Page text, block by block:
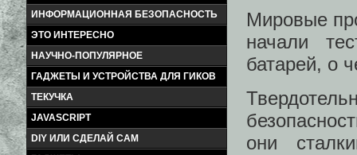
ИНФОРМАЦИОННАЯ БЕЗОПАСНОСТЬ
ЭТО ИНТЕРЕСНО
НАУЧНО-ПОПУЛЯРНОЕ
ГАДЖЕТЫ И УСТРОЙСТВА ДЛЯ ГИКОВ
ТЕКУЧКА
JAVASCRIPT
DIY ИЛИ СДЕЛАЙ САМ
Мировые
начали
батарей, о
они